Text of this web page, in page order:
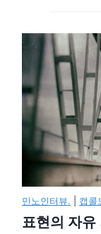
민노인터뷰. 캡콜
표현의 자유